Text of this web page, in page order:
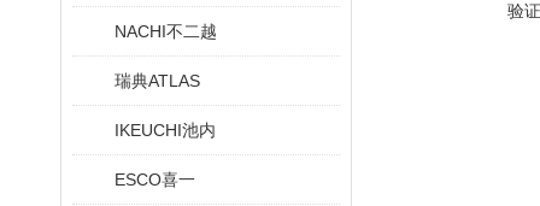
NACHI不二越
瑞典ATLAS
IKEUCHI池内
ESCO喜一
验